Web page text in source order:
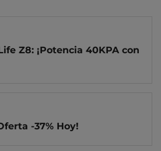
Z8: ¡Potencia 40KPA con
-37% Hoy!